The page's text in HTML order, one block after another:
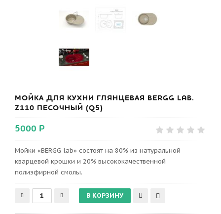
МОЙКА ДЛЯ КУХНИ ГЛЯНЦЕВАЯ BERGG LAB.
Z110 ПЕСОЧНЫЙ (Q5)
5000 Р
Мойки «BERGG lab» состоят на 80% из натуральной
кварцевой крошки и 20% высококачественной
полиэфирной смолы.